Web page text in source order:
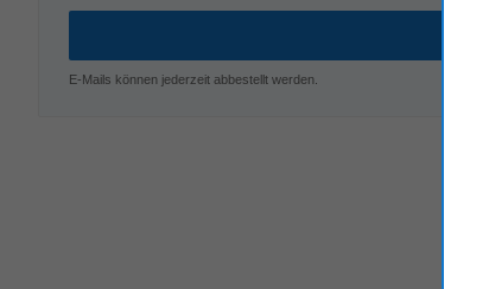
E-Mails können jederzeit abbestellt werden.